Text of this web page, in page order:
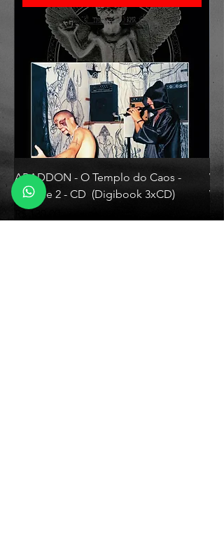
ABADDON - O Templo do Caos -
Volume 2 - CD (Digibook 3xCD)
Preço
R$ 130,00